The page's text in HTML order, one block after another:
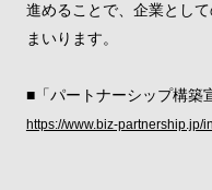
進めることで、企業とし
まいります。
■「パートナーシップ構築
https://www.biz-partnership.jp/